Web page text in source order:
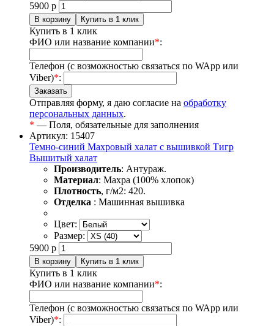
5900 р
Купить в 1 клик
ФИО или название компании*:
Телефон (с возможностью связаться по WApp или
Viber)*:
Отправляя форму, я даю согласие на обработку
персональных данных.
* — Поля, обязательные для заполнения
Артикул: 15407
Темно-синий Махровый халат с вышивкой Тигр
Вышитый халат
Производитель: Антураж.
Материал: Махра (100% хлопок)
Плотность, г/м2: 420.
Отделка : Машинная вышивка
Цвет:
Размер:
5900 р
Купить в 1 клик
ФИО или название компании*:
Телефон (с возможностью связаться по WApp или
Viber)*: